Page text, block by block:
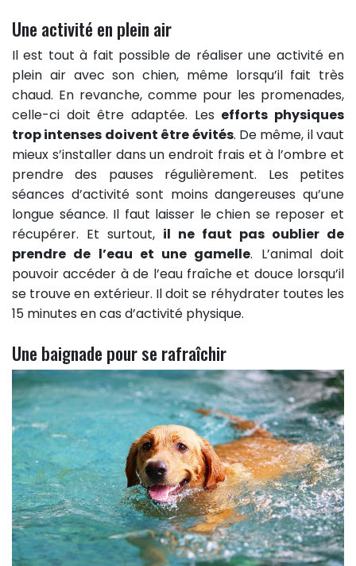
Une activité en plein air
Il est tout à fait possible de réaliser une activité en
plein air avec son chien, même lorsqu’il fait très
chaud. En revanche, comme pour les promenades,
celle-ci doit être adaptée. Les efforts physiques
trop intenses doivent être évités. De même, il vaut
mieux s’installer dans un endroit frais et à l’ombre et
prendre des pauses régulièrement. Les petites
séances d’activité sont moins dangereuses qu’une
longue séance. Il faut laisser le chien se reposer et
récupérer. Et surtout, il ne faut pas oublier de
prendre de l’eau et une gamelle. L’animal doit
pouvoir accéder à de l’eau fraîche et douce lorsqu’il
se trouve en extérieur. Il doit se réhydrater toutes les
15 minutes en cas d’activité physique.
Une baignade pour se rafraîchir